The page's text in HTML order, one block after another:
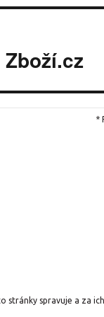
*
stránky spravuje a za ich